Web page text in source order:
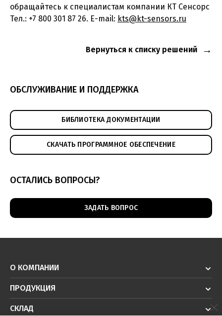
обращайтесь к специалистам компании КТ Сенсорс
Тел.: +7 800 301 87 26. E-mail: kts@kt-sensors.ru
Вернуться к списку решений
ОБСЛУЖИВАНИЕ И ПОДДЕРЖКА
БИБЛИОТЕКА ДОКУМЕНТАЦИИ
СКАЧАТЬ ПРОГРАММНОЕ ОБЕСПЕЧЕНИЕ
ОСТАЛИСЬ ВОПРОСЫ?
ЗАДАТЬ ВОПРОС
О КОМПАНИИ
ПРОДУКЦИЯ
СКЛАД